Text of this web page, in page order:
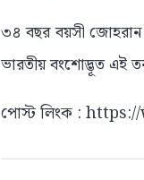
৩৪ বছর বয়সী জোহরান
ভারতীয় বংশোদ্ভূত এই
পোস্ট লিংক :